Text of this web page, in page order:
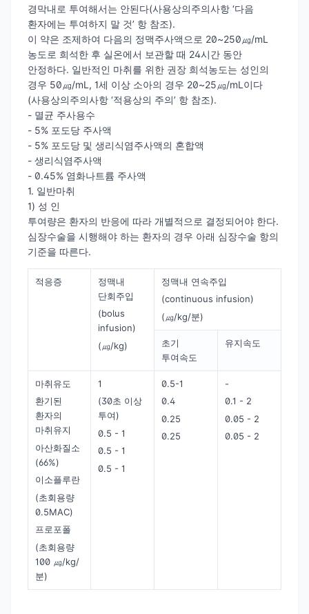
경막내로 투여해서는 안된다(사용상의주의사항 ‘다음
환자에는 투여하지 말 것’ 항 참조).
이 약은 조제하여 다음의 정맥주사액으로 20~250㎍/mL
농도로 희석한 후 실온에서 보관할 때 24시간 동안
안정하다. 일반적인 마취를 위한 권장 희석농도는 성인의
경우 50㎍/mL, 1세 이상 소아의 경우 20~25㎍/mL이다
(사용상의주의사항 ‘적용상의 주의’ 항 참조).
- 멸균 주사용수
- 5% 포도당 주사액
- 5% 포도당 및 생리식염주사액의 혼합액
- 생리식염주사액
- 0.45% 염화나트륨 주사액
1. 일반마취
1) 성 인
투여량은 환자의 반응에 따라 개별적으로 결정되어야 한다.
심장수술을 시행해야 하는 환자의 경우 아래 심장수술 항의
기준을 따른다.
적응증
정맥내
단회주입
(bolus
infusion)
(㎍/kg)
정맥내 연속주입
(continuous infusion)
(㎍/kg/분)
초기
투여속도
유지속도
마취유도
환기된
환자의
마취유지
아산화질소
(66%)
이소플루란
(초회용량
0.5MAC)
프로포폴
(초회용량
100 ㎍/kg/
분)
1
(30초 이상
투여)
0.5 - 1
0.5 - 1
0.5 - 1
0.5-1
0.4
0.25
0.25
-
0.1 - 2
0.05 - 2
0.05 - 2